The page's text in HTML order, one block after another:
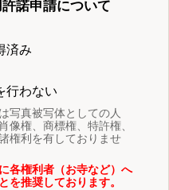
諾申請について
済み
行わない
写真被写体としての人
像権、商標権、特許権、
権利を有しておりませ
各権利者（お寺など）へ
を推奨しております。